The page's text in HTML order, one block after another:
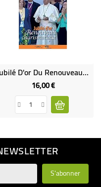
Jubilé D'or Du Renouveau Charismatique
16,00 €Prix